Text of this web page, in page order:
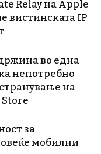
Relay на Apple
вистинската IP
во една
непотребно
на
за
мобилни